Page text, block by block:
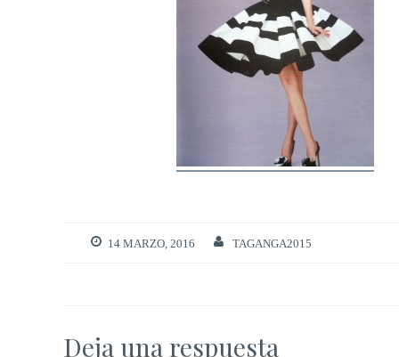
14 MARZO, 2016 TAGANGA2015
Deja una respuesta